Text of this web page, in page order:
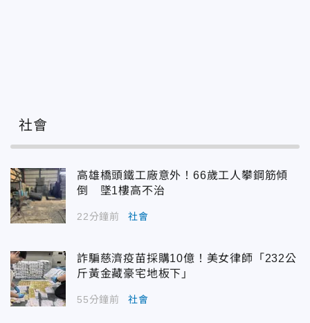
社會
高雄橋頭鐵工廠意外！66歲工人攀鋼筋傾
倒 墜1樓高不治
22分鐘前 社會
詐騙慈濟疫苗採購10億！美女律師「232公
斤黃金藏豪宅地板下」
55分鐘前 社會